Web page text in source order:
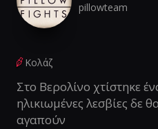
pillowteam
Κολάζ
Στο Βερολίνο χτίστηκε
ηλικιωμένες λεσβίες δε
αγαπούν